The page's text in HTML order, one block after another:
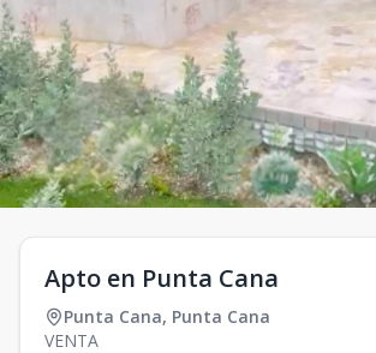
Apto en Punta Cana
Punta Cana, Punta Cana
VENTA